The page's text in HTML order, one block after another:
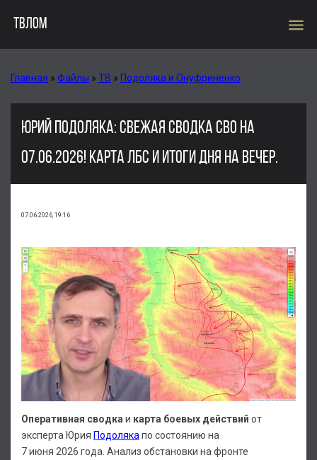
ТВЛОМ menu
Главная » Файлы » ТВ » Подоляка и Онуфриненко
ЮРИЙ ПОДОЛЯКА: СВЕЖАЯ СВОДКА СВО НА
07.06.2026! КАРТА ЛБС И ИТОГИ ДНЯ НА ВЕЧЕР.
07.06.2026, 19:16
Оперативная сводка и карта боевых действий от
эксперта Юрия Подолякапо состоянию на
7 июня 2026 года. Анализ обстановки на фронте